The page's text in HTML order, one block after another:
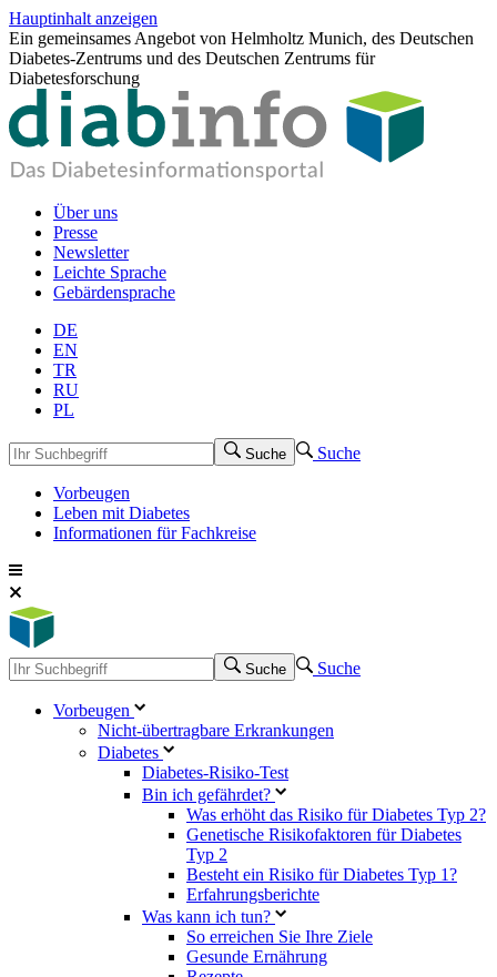
Hauptinhalt anzeigen
Ein gemeinsames Angebot von Helmholtz Munich, des Deutschen
Diabetes-Zentrums und des Deutschen Zentrums für
Diabetesforschung
Über uns
Presse
Newsletter
Leichte Sprache
Gebärdensprache
DE
EN
TR
RU
PL
Suche Suche
Vorbeugen
Leben mit Diabetes
Informationen für Fachkreise
Suche Suche
Vorbeugen
Nicht-übertragbare Erkrankungen
Diabetes
Diabetes-Risiko-Test
Bin ich gefährdet?
Was erhöht das Risiko für Diabetes Typ 2?
Genetische Risikofaktoren für Diabetes
Typ 2
Besteht ein Risiko für Diabetes Typ 1?
Erfahrungsberichte
Was kann ich tun?
So erreichen Sie Ihre Ziele
Gesunde Ernährung